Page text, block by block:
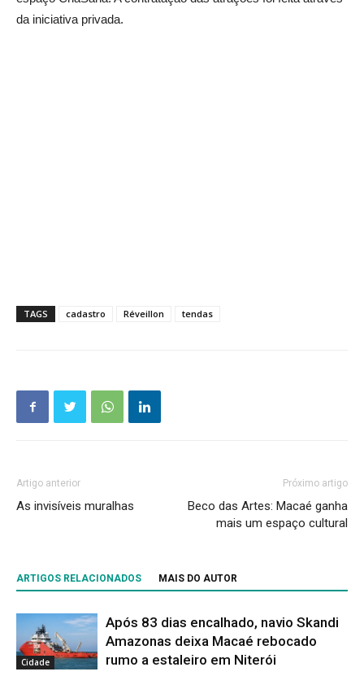
da iniciativa privada.
TAGS cadastro Réveillon tendas
Artigo anterior
As invisíveis muralhas
Próximo artigo
Beco das Artes: Macaé ganha
mais um espaço cultural
ARTIGOS RELACIONADOS MAIS DO AUTOR
Cidade
Após 83 dias encalhado, navio Skandi
Amazonas deixa Macaé rebocado
rumo a estaleiro em Niterói